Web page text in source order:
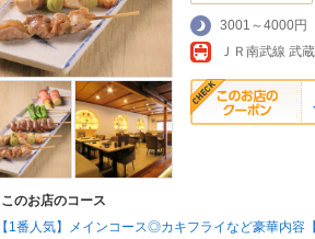
3001～4000円
ＪＲ南武線 武
このお店のコース
【1番人気】メインコース◎カキフライなど豪華内容